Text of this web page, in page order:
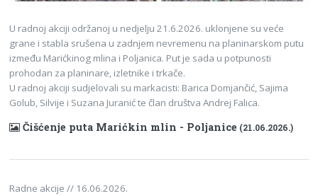
U radnoj akciji održanoj u nedjelju 21.6.2026. uklonjene su veće
grane i stabla srušena u zadnjem nevremenu na planinarskom putu
između Marićkinog mlina i Poljanica. Put je sada u potpunosti
prohodan za planinare, izletnike i trkače.
U radnoj akciji sudjelovali su markacisti: Barica Domjančić, Sajima
Golub, Silvije i Suzana Juranić te član društva Andrej Falica.
Čišćenje puta Marićkin mlin - Poljanice (21.06.2026.)
Radne akcije// 16.06.2026.